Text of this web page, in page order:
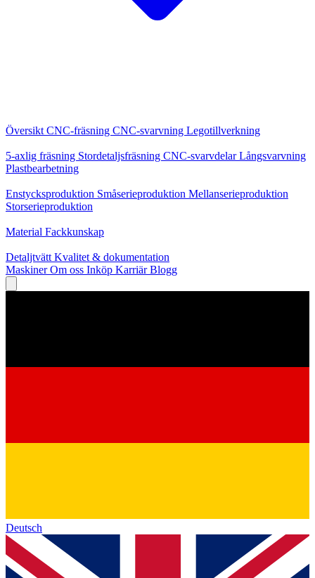
Översikt CNC-fräsning CNC-svarvning Legotillverkning
5-axlig fräsning Stordetaljsfräsning CNC-svarvdelarLångsvarvning
Plastbearbetning
Enstycksproduktion Småserieproduktion Mellanserieproduktion
Storserieproduktion
Material Fackkunskap
Detaljtvätt Kvalitet & dokumentation
MaskinerOm oss Inköp KarriärBlogg
Deutsch